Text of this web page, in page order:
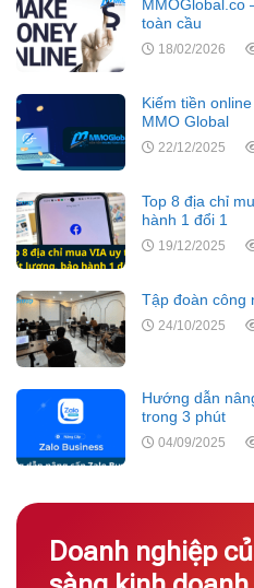
MMOGlobal.co
toàn cầu
18/02/2026
Kiếm tiền
MMO Global
22/12/2025
Top 8 địa chỉ
hành 1 đổi 1
19/12/2025
Tập đoàn công
24/10/2025
Hướng dẫn
trong 3 phút
04/09/2025
Doanh nghiệp